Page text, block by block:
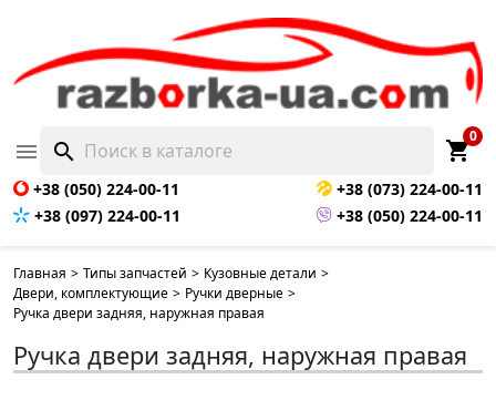
 search shopping_cart
0
+38 (050) 224-00-11
+38 (073) 224-00-11
+38 (097) 224-00-11
+38 (050) 224-00-11
Главная > Типы запчастей > Кузовные детали >
Двери, комплектующие > Ручки дверные >
Ручка двери задняя, наружная правая
Ручка двери задняя, наружная правая